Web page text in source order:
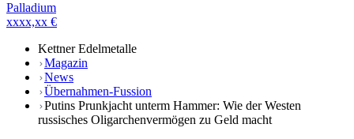
Palladium
xxxx,xx €
Kettner Edelmetalle
Magazin
News
Übernahmen-Fussion
Putins Prunkjacht unterm Hammer: Wie der Westen
russisches Oligarchenvermögen zu Geld macht